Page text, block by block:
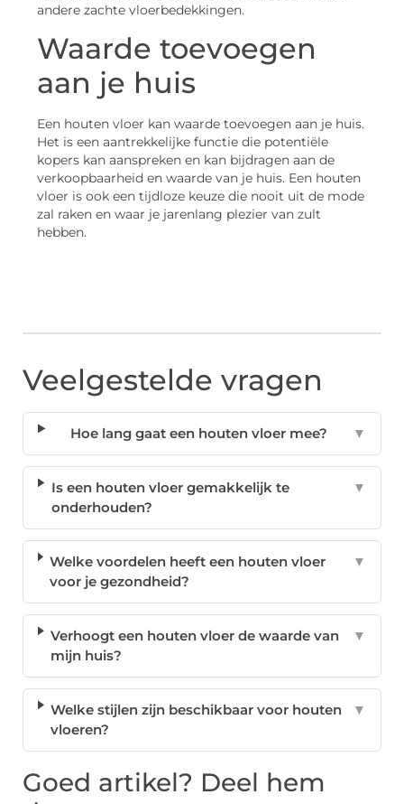
andere zachte vloerbedekkingen.
Waarde toevoegen
aan je huis
Een houten vloer kan waarde toevoegen aan je huis.
Het is een aantrekkelijke functie die potentiële
kopers kan aanspreken en kan bijdragen aan de
verkoopbaarheid en waarde van je huis. Een houten
vloer is ook een tijdloze keuze die nooit uit de mode
zal raken en waar je jarenlang plezier van zult
hebben.
Veelgestelde vragen
Hoe lang gaat een houten vloer mee? ▼
Is een houten vloer gemakkelijk te
onderhouden?
▼
Welke voordelen heeft een houten vloer
voor je gezondheid?
▼
Verhoogt een houten vloer de waarde van
mijn huis?
▼
Welke stijlen zijn beschikbaar voor houten
vloeren?
▼
Goed artikel? Deel hem